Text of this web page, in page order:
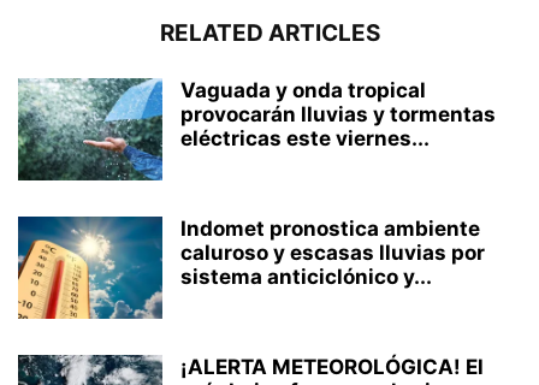
RELATED ARTICLES
Vaguada y onda tropical
provocarán lluvias y tormentas
eléctricas este viernes...
Indomet pronostica ambiente
caluroso y escasas lluvias por
sistema anticiclónico y...
¡ALERTA METEOROLÓGICA! El